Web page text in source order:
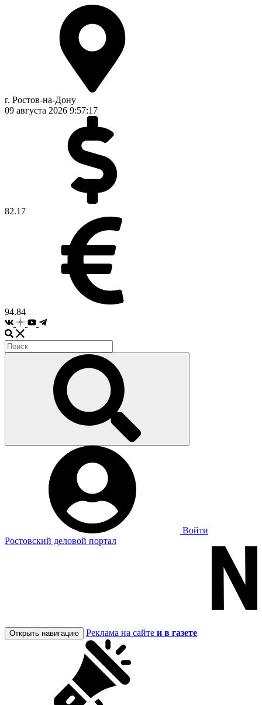
г. Ростов-на-Дону
09 августа 2026 9:57:18
82.17
94.84
Войти
Ростовский деловой портал
Открыть навигацию Реклама на сайте и в газете